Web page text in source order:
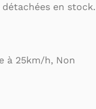
en stock.
à 25km/h, Non